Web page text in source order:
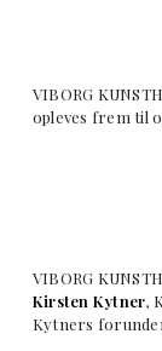
VIBORG
opleves frem til
VIBORG
Kirsten Kytner,
Kytners